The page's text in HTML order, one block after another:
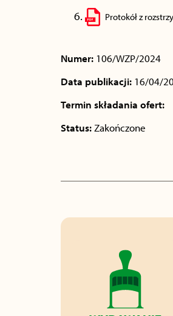
Protokół z
Numer:106/WZP/2024
Data publikacji:16/04/
Termin składania ofert:
Status:Zakończone